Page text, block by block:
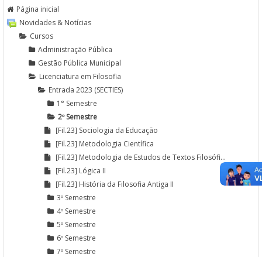
Página inicial
Novidades & Notícias
Cursos
Administração Pública
Gestão Pública Municipal
Licenciatura em Filosofia
Entrada 2023 (SECTIES)
1° Semestre
2º Semestre
[Fil.23] Sociologia da Educação
[Fil.23] Metodologia Científica
[Fil.23] Metodologia de Estudos de Textos Filosófi...
[Fil.23] Lógica II
[Fil.23] História da Filosofia Antiga II
3º Semestre
4º Semestre
5º Semestre
6º Semestre
7º Semestre